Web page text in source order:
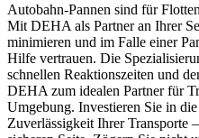
Autobahn-Pannen sind für
Mit DEHA als Partner an Ihrer
minimieren und im Falle einer
Hilfe vertrauen. Die
schnellen Reaktionszeiten und
DEHA zum idealen Partner für
Umgebung. Investieren Sie in
Zuverlässigkeit Ihrer Transporte